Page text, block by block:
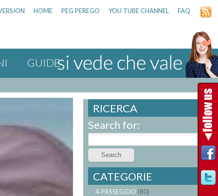
HOME PEG PEREGO YOU TUBE CHANNEL FAQ
GUIDE
RICERCA
Search for:
CATEGORIE
A PASSEGGIO (80)